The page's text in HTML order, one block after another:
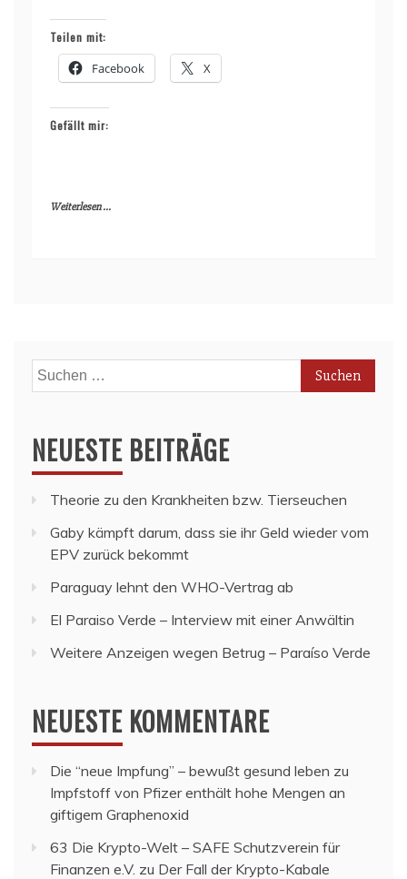
Teilen mit:
Facebook X
Gefällt mir:
Weiterlesen ...
Suchen
nach:
NEUESTE BEITRÄGE
Theorie zu den Krankheiten bzw. Tierseuchen
Gaby kämpft darum, dass sie ihr Geld wieder vom
EPV zurück bekommt
Paraguay lehnt den WHO-Vertrag ab
El Paraiso Verde – Interview mit einer Anwältin
Weitere Anzeigen wegen Betrug – Paraíso Verde
NEUESTE KOMMENTARE
Die “neue Impfung” – bewußt gesund leben zu
Impfstoff von Pfizer enthält hohe Mengen an
giftigem Graphenoxid
63 Die Krypto-Welt – SAFE Schutzverein für
Finanzen e.V. zu Der Fall der Krypto-Kabale